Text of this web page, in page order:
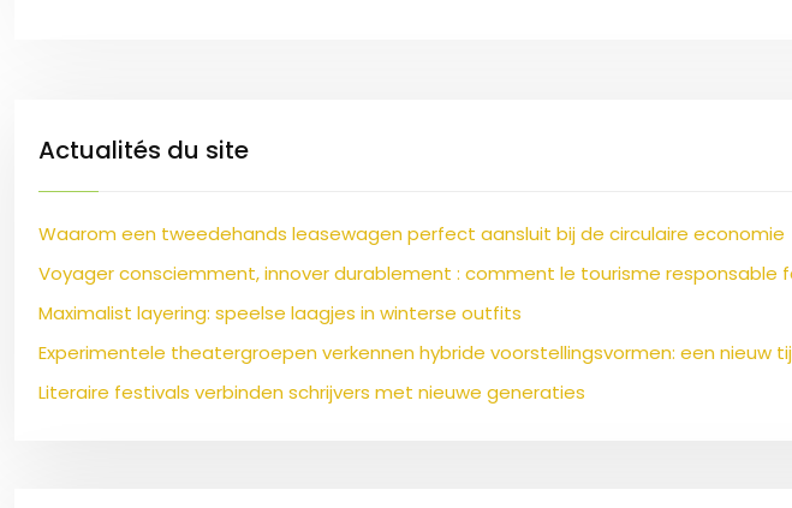
Actualités du site
Waarom een tweedehands leasewagen perfect aansluit bij de circulaire economie
Voyager consciemment, innover durablement : comment le tourisme responsable
Maximalist layering: speelse laagjes in winterse outfits
Experimentele theatergroepen verkennen hybride voorstellingsvormen: een nieuw
Literaire festivals verbinden schrijvers met nieuwe generaties